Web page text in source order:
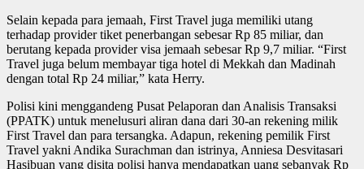
Selain kepada para jemaah, First Travel juga memiliki utang
terhadap provider tiket penerbangan sebesar Rp 85 miliar, dan
berutang kepada provider visa jemaah sebesar Rp 9,7 miliar. “First
Travel juga belum membayar tiga hotel di Mekkah dan Madinah
dengan total Rp 24 miliar,” kata Herry.
Polisi kini menggandeng Pusat Pelaporan dan Analisis Transaksi
(PPATK) untuk menelusuri aliran dana dari 30-an rekening milik
First Travel dan para tersangka. Adapun, rekening pemilik First
Travel yakni Andika Surachman dan istrinya, Anniesa Desvitasari
Hasibuan yang disita polisi hanya mendapatkan uang sebanyak Rp